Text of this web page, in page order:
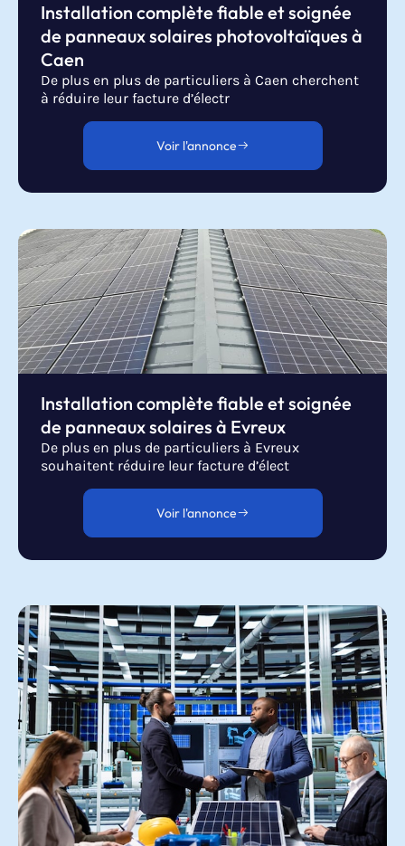
Installation complète fiable et soignée
de panneaux solaires photovoltaïques à
Caen
De plus en plus de particuliers à Caen cherchent
à réduire leur facture d’électr
Voir l'annonce
Installation complète fiable et soignée
de panneaux solaires à Evreux
De plus en plus de particuliers à Evreux
souhaitent réduire leur facture d’élect
Voir l'annonce